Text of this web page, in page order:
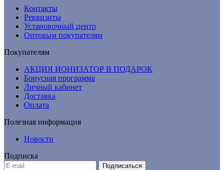
Контакты
Реквизиты
Установочный центр
Оптовым покупателям
Покупателям
АКЦИЯ ИОНИЗАТОР В ПОДАРОК
Бонусная программа
Личный кабинет
Доставка
Оплата
Полезная информация
Новости
Подписка
Подписаться